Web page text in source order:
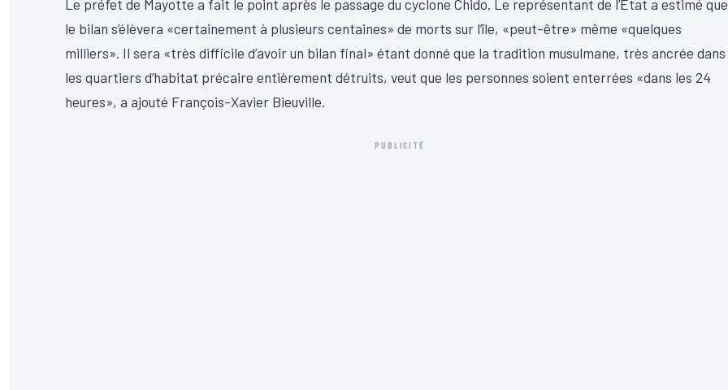
Le préfet de Mayotte a fait le point après le passage du cyclone Chido. Le représentant de l’Etat a estimé que
le bilan s’élèvera «certainement à plusieurs centaines» de morts sur l’île, «peut-être» même «quelques
milliers». Il sera «très difficile d’avoir un bilan final» étant donné que la tradition musulmane, très ancrée dans
les quartiers d’habitat précaire entièrement détruits, veut que les personnes soient enterrées «dans les 24
heures», a ajouté François-Xavier Bieuville.
PUBLICITÉ